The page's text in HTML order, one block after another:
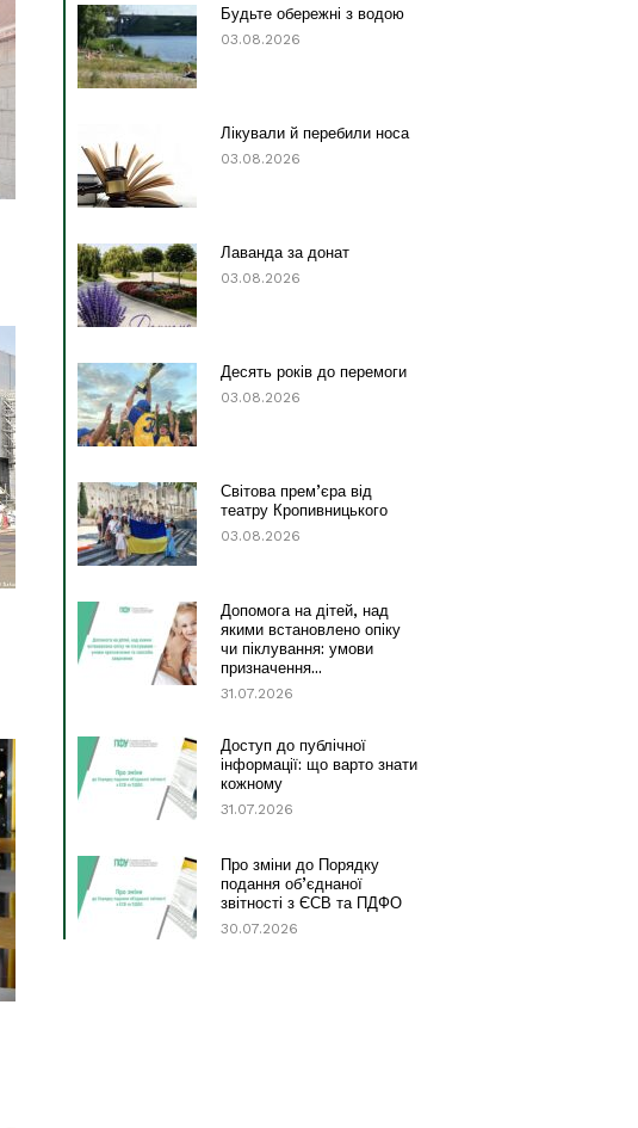
Будьте обережні з водою
03.08.2026
Лікували й перебили носа
03.08.2026
Лаванда за донат
03.08.2026
Десять років до перемоги
03.08.2026
Світова прем’єра від
театру Кропивницького
03.08.2026
Допомога на дітей, над
якими встановлено опіку
чи піклування: умови
призначення...
31.07.2026
Доступ до публічної
інформації: що варто знати
кожному
31.07.2026
Про зміни до Порядку
подання об’єднаної
звітності з ЄСВ та ПДФО
30.07.2026